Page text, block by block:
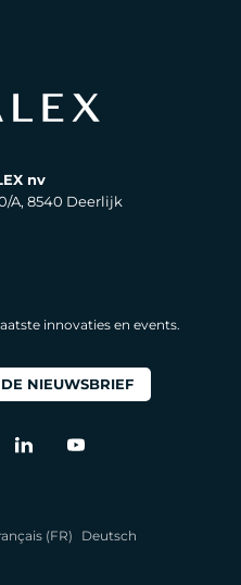
nv
A, 8540 Deerlijk
innovaties en events.
NIEUWSBRIEF
(FR)
Deutsch